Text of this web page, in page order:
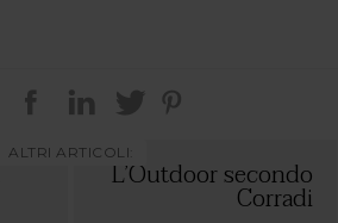
ALTRI ARTICOLI:
L’Outdoor secondo
Corradi